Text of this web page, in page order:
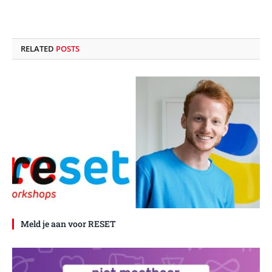
RELATED POSTS
Meld je aan voor RESET